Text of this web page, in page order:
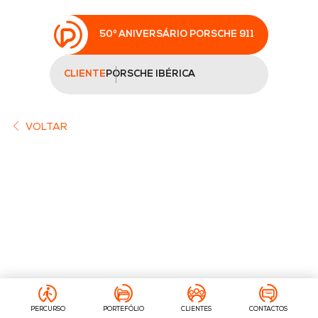
50º ANIVERSÁRIO PORSCHE 911
CLIENTE PORSCHE IBÉRICA
VOLTAR
PERCURSO PORTEFÓLIO CLIENTES CONTACTOS